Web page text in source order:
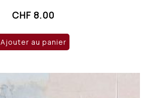
CHF 8.00
Ajouter au panier